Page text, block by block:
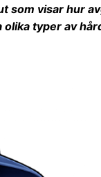
som visar hur
typer av